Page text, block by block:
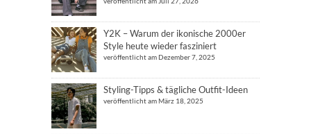
Y2K – Warum der ikonische 2000er
Style heute wieder fasziniert
veröffentlicht am Dezember 7, 2025
Styling-Tipps & tägliche Outfit-Ideen
veröffentlicht am März 18, 2025